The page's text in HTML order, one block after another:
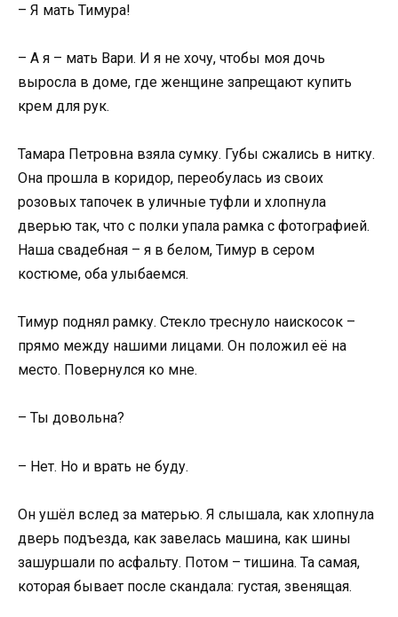
– Я мать Тимура!
– А я – мать Вари. И я не хочу, чтобы моя дочь
выросла в доме, где женщине запрещают купить
крем для рук.
Тамара Петровна взяла сумку. Губы сжались в нитку.
Она прошла в коридор, переобулась из своих
розовых тапочек в уличные туфли и хлопнула
дверью так, что с полки упала рамка с фотографией.
Наша свадебная – я в белом, Тимур в сером
костюме, оба улыбаемся.
Тимур поднял рамку. Стекло треснуло наискосок –
прямо между нашими лицами. Он положил её на
место. Повернулся ко мне.
– Ты довольна?
– Нет. Но и врать не буду.
Он ушёл вслед за матерью. Я слышала, как хлопнула
дверь подъезда, как завелась машина, как шины
зашуршали по асфальту. Потом – тишина. Та самая,
которая бывает после скандала: густая, звенящая.